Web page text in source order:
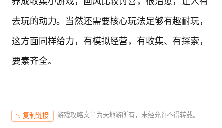
去玩的动力。当然还需要核心玩法足够有趣耐玩，
这方面同样给力，有模拟经营，有收集、有探索，
要素齐全。
复制链接 游戏攻略文章为天地游所有，未经允许不得转载。